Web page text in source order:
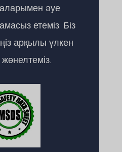
әуе
етеміз. Біз
арқылы үлкен